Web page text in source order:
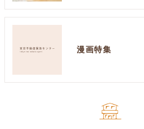
漫画特集